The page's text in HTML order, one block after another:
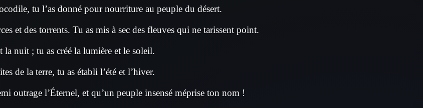
tu l’as donné pour nourriture au peuple du désert.
et des torrents. Tu as mis à sec des fleuves qui ne tarissent point.
la nuit ; tu as créé la lumière et le soleil.
de la terre, tu as établi l’été et l’hiver.
outrage l’Éternel, et qu’un peuple insensé méprise ton nom !